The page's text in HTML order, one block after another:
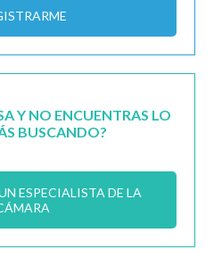
Y NO ENCUENTRAS LO
BUSCANDO?
ESPECIALISTA DE LA